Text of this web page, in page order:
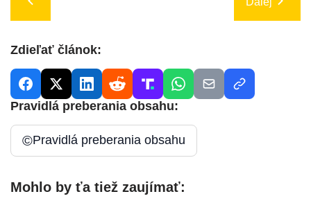
Zdieľať článok:
Pravidlá preberania obsahu:
©Pravidlá preberania obsahu
Mohlo by ťa tiež zaujímať: